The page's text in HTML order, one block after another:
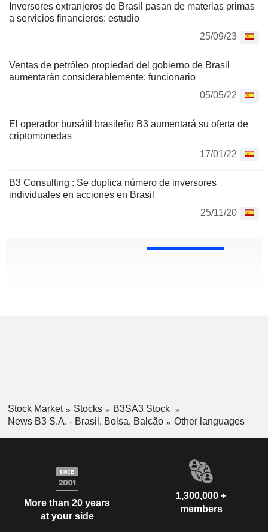
Inversores extranjeros de Brasil pasan de materias primas
a servicios financieros: estudio
25/09/23
Ventas de petróleo propiedad del gobierno de Brasil
aumentarán considerablemente: funcionario
05/05/22
El operador bursátil brasileño B3 aumentará su oferta de
criptomonedas
17/01/22
B3 Consulting : Se duplica número de inversores
individuales en acciones en Brasil
25/11/20
Stock Market Stocks
B3SA3 Stock
News B3 S.A. - Brasil, Bolsa, Balcão
Other languages
More than 20 years
at your side
1,300,000 +
members